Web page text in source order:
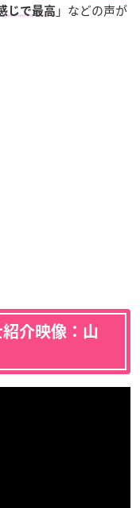
じで最高 」などの声が
紹介映像：山